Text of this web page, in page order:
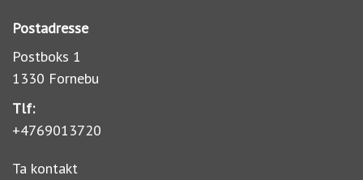
Postadresse
Postboks 1
1330 Fornebu
Tlf:
+4769013720
Ta kontakt